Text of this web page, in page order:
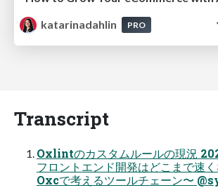
katarinadahlin
PRO
Transcript
Oxlintのカスタムルールの現況
フロントエンド開発はどこまで速
Oxcで考えるツールチェーン〜